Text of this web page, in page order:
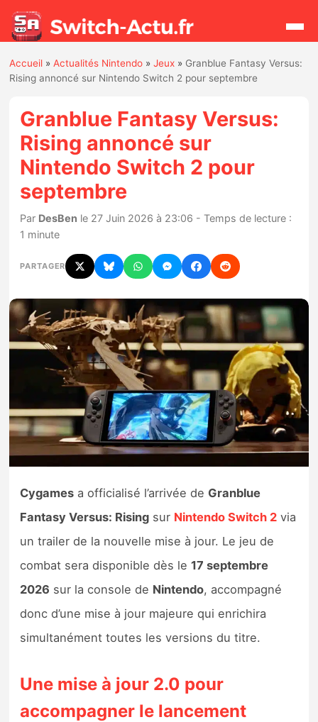
Rechercher
Actualités
Jeux
Hardware
Mises à jour
Chiffres de ventes
Rumeurs
Nintendo Direct
Tests et previews
Tests de jeux
Tests d’accessoires
Autres tests
Précommandes
Précommandes jeux Switch 2
Bons plans
Accueil »Actualités Nintendo »Jeux » Granblue Fantasy Versus:
Rising annoncé sur Nintendo Switch 2 pour septembre
Granblue Fantasy Versus:
Rising annoncé sur
Nintendo Switch 2 pour
septembre
Par DesBen le 27 Juin 2026 à 23:06 - Temps de lecture :
1 minute
PARTAGER
Cygames a officialisé l’arrivée de Granblue
Fantasy Versus: Rising sur Nintendo Switch 2 via
un trailer de la nouvelle mise à jour. Le jeu de
combat sera disponible dès le17 septembre
2026 sur la console de Nintendo, accompagné
donc d’une mise à jour majeure qui enrichira
simultanément toutes les versions du titre.
Une mise à jour 2.0 pour
accompagner le lancement